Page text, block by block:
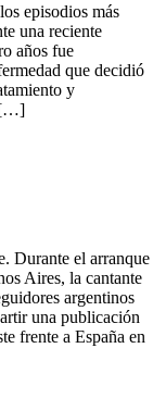
episodios más
una reciente
años fue
que decidió
y
[…]
Durante el arranque
Aires, la cantante
argentinos
una publicación
frente a España en